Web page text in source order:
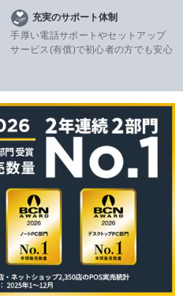
充実のサポート体制
手厚い電話サポートやセットアップ
サービス(有償)で初心者の方でも安心